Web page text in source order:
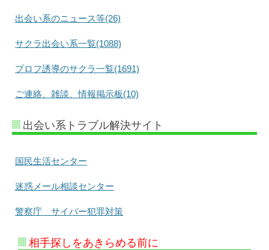
出会い系のニュース等(26)
サクラ出会い系一覧(1088)
プロフ誘導のサクラ一覧(1691)
ご連絡、雑談、情報掲示板(10)
出会い系トラブル解決サイト
国民生活センター
迷惑メール相談センター
警察庁 サイバー犯罪対策
相手探しをあきらめる前に